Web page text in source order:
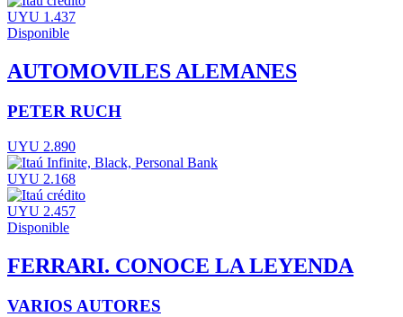
UYU 1.437
Disponible
AUTOMOVILES ALEMANES
PETER RUCH
UYU 2.890
UYU 2.168
UYU 2.457
Disponible
FERRARI. CONOCE LA LEYENDA
VARIOS AUTORES